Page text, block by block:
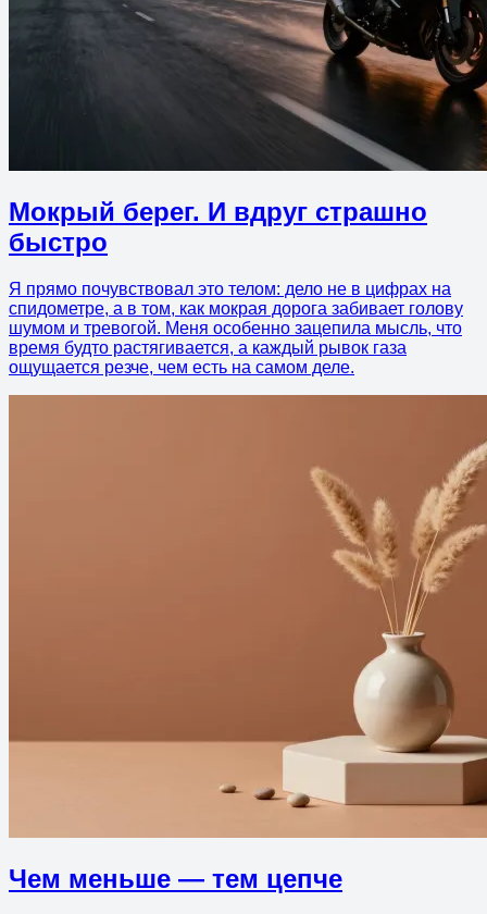
Мокрый берег. И вдруг страшно
быстро
Я прямо почувствовал это телом: дело не в цифрах на
спидометре, а в том, как мокрая дорога забивает голову
шумом и тревогой. Меня особенно зацепила мысль, что
время будто растягивается, а каждый рывок газа
ощущается резче, чем есть на самом деле.
Чем меньше — тем цепче